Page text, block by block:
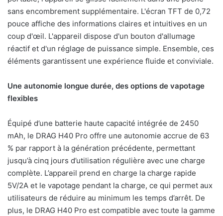
sans encombrement supplémentaire. L'écran TFT de 0,72
pouce affiche des informations claires et intuitives en un
coup d'œil. L'appareil dispose d'un bouton d'allumage
réactif et d'un réglage de puissance simple. Ensemble, ces
éléments garantissent une expérience fluide et conviviale.
Une autonomie longue durée, des options de vapotage
flexibles
Équipé d’une batterie haute capacité intégrée de 2450
mAh, le DRAG H40 Pro offre une autonomie accrue de 63
% par rapport à la génération précédente, permettant
jusqu’à cinq jours d’utilisation régulière avec une charge
complète. L’appareil prend en charge la charge rapide
5V/2A et le vapotage pendant la charge, ce qui permet aux
utilisateurs de réduire au minimum les temps d’arrêt. De
plus, le DRAG H40 Pro est compatible avec toute la gamme